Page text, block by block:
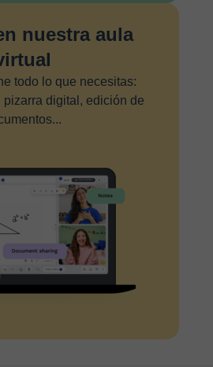
nuestra aula
todo lo que necesitas:
digital, edición de